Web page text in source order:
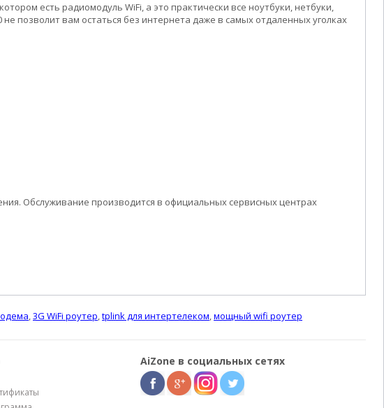
есть радиомодуль WiFi, а это практически все ноутбуки, нетбуки,
позволит вам остаться без интернета даже в самых отдаленных уголках
Обслуживание производится в официальных сервисных центрах
,3G WiFi роутер,tplink для интертелеком,мощный wifi роутер
AiZone в социальных сетях